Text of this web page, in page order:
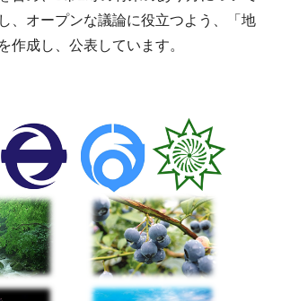
、オープンな議論に役立つよう、「地
作成し、公表しています。